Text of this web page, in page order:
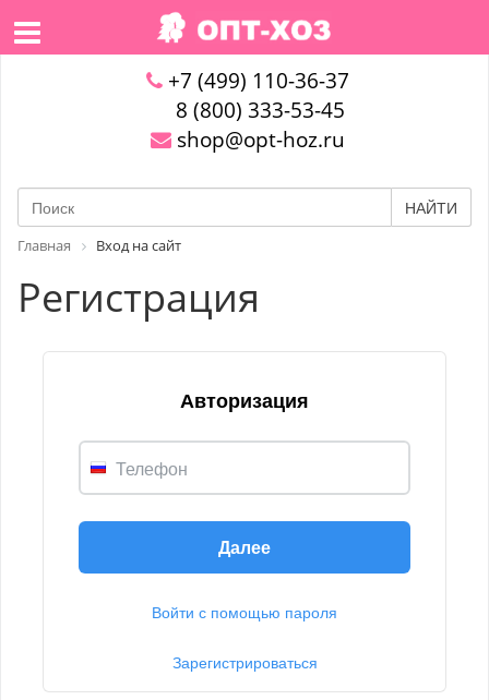
+7 (499) 110-36-37
8 (800) 333-53-45
shop@opt-hoz.ru
НАЙТИ
Главная Вход на сайт
Регистрация
Авторизация
Телефон
Далее
Войти с помощью пароля
Зарегистрироваться